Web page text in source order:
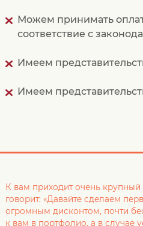
Можем принимать
соответствие с
Имеем
Имеем
К вам приходит очень
говорит: «Давайте сделаем
огромным дисконтом, почти
к вам в портфолио, а в случае